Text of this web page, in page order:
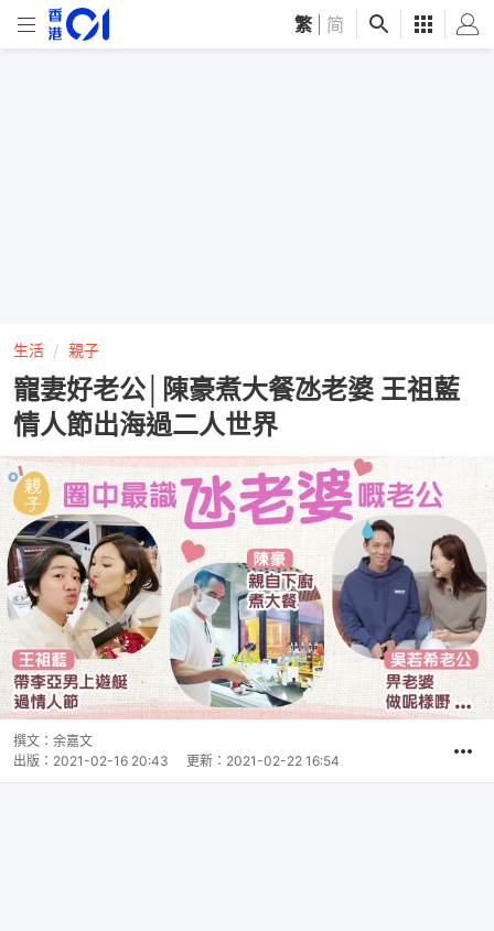
繁 简
生活 親子
寵妻好老公│陳豪煮大餐氹老婆 王祖藍
情人節出海過二人世界
撰文： 余嘉文
出版： 2021-02-16 20:43 更新： 2021-02-22 16:54